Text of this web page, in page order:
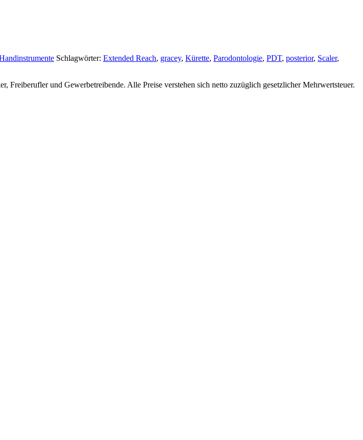
Schlagwörter: Extended Reach, gracey, Kürette, Parodontologie, PDT, posterior, Scaler,
und Gewerbetreibende. Alle Preise verstehen sich netto zuzüglich gesetzlicher Mehrwertsteuer.